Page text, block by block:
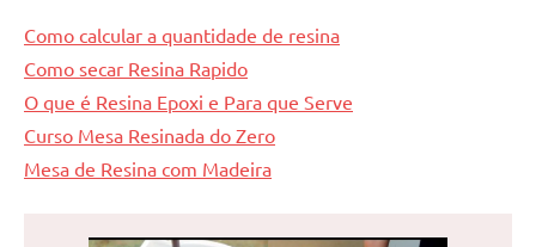
Como calcular a quantidade de resina
Como secar Resina Rapido
O que é Resina Epoxi e Para que Serve
Curso Mesa Resinada do Zero
Mesa de Resina com Madeira